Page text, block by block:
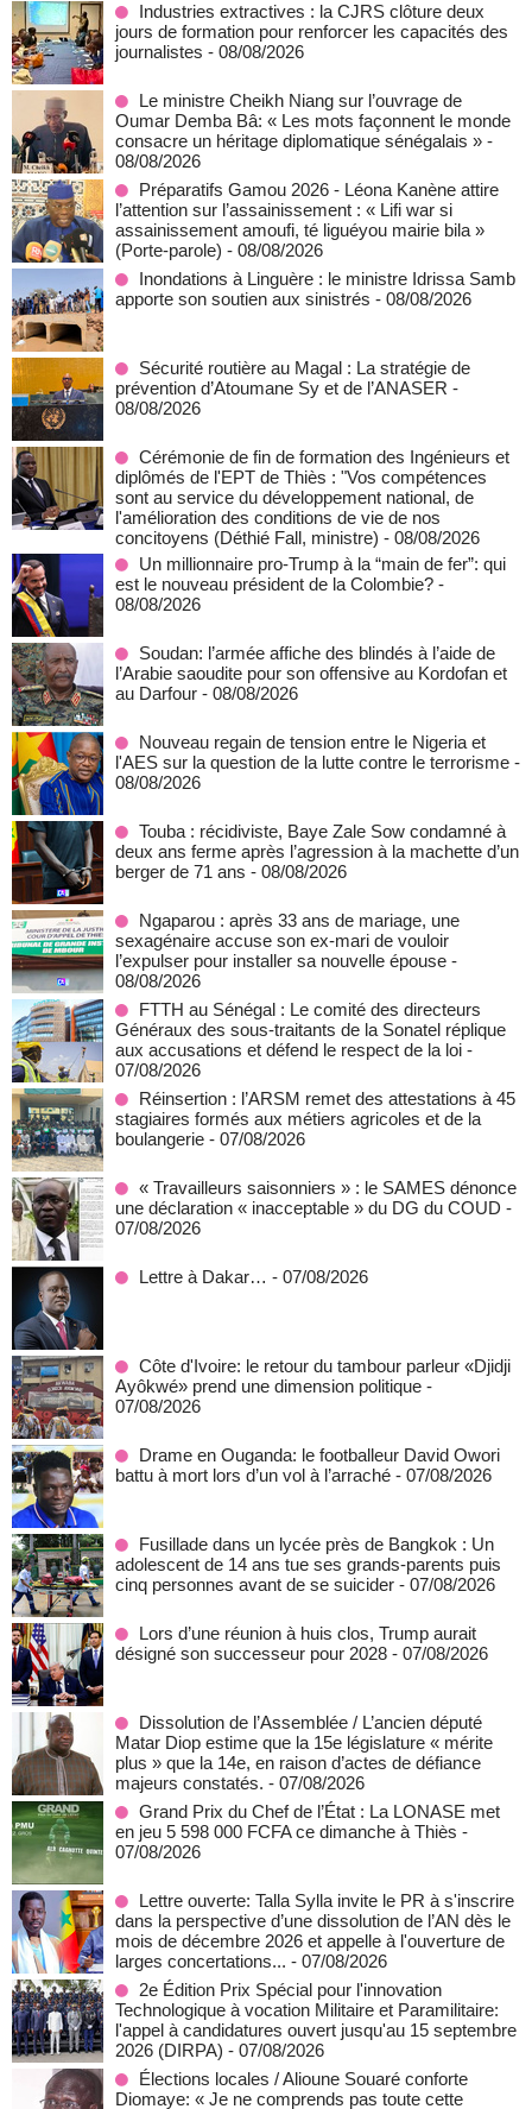
Industries extractives : la CJRS clôture deux
jours de formation pour renforcer les capacités des
journalistes - 08/08/2026
Le ministre Cheikh Niang sur l’ouvrage de
Oumar Demba Bâ: « Les mots façonnent le monde
consacre un héritage diplomatique sénégalais » -
08/08/2026
Préparatifs Gamou 2026 - Léona Kanène attire
l’attention sur l’assainissement : « Lifi war si
assainissement amoufi, té liguéyou mairie bila »
(Porte-parole) - 08/08/2026
Inondations à Linguère : le ministre Idrissa Samb
apporte son soutien aux sinistrés - 08/08/2026
Sécurité routière au Magal : La stratégie de
prévention d’Atoumane Sy et de l’ANASER -
08/08/2026
Cérémonie de fin de formation des Ingénieurs et
diplômés de l'EPT de Thiès : "Vos compétences
sont au service du développement national, de
l'amélioration des conditions de vie de nos
concitoyens (Déthié Fall, ministre) - 08/08/2026
Un millionnaire pro-Trump à la “main de fer”: qui
est le nouveau président de la Colombie? -
08/08/2026
Soudan: l’armée affiche des blindés à l’aide de
l’Arabie saoudite pour son offensive au Kordofan et
au Darfour - 08/08/2026
Nouveau regain de tension entre le Nigeria et
l'AES sur la question de la lutte contre le terrorisme -
08/08/2026
Touba : récidiviste, Baye Zale Sow condamné à
deux ans ferme après l’agression à la machette d’un
berger de 71 ans - 08/08/2026
Ngaparou : après 33 ans de mariage, une
sexagénaire accuse son ex-mari de vouloir
l’expulser pour installer sa nouvelle épouse -
08/08/2026
FTTH au Sénégal : Le comité des directeurs
Généraux des sous-traitants de la Sonatel réplique
aux accusations et défend le respect de la loi -
07/08/2026
Réinsertion : l’ARSM remet des attestations à 45
stagiaires formés aux métiers agricoles et de la
boulangerie - 07/08/2026
« Travailleurs saisonniers » : le SAMES dénonce
une déclaration « inacceptable » du DG du COUD -
07/08/2026
Lettre à Dakar… - 07/08/2026
Côte d'Ivoire: le retour du tambour parleur «Djidji
Ayôkwé» prend une dimension politique -
07/08/2026
Drame en Ouganda: le footballeur David Owori
battu à mort lors d’un vol à l’arraché - 07/08/2026
Fusillade dans un lycée près de Bangkok : Un
adolescent de 14 ans tue ses grands-parents puis
cinq personnes avant de se suicider - 07/08/2026
Lors d’une réunion à huis clos, Trump aurait
désigné son successeur pour 2028 - 07/08/2026
Dissolution de l’Assemblée / L’ancien député
Matar Diop estime que la 15e législature « mérite
plus » que la 14e, en raison d’actes de défiance
majeurs constatés. - 07/08/2026
Grand Prix du Chef de l’État : La LONASE met
en jeu 5 598 000 FCFA ce dimanche à Thiès -
07/08/2026
Lettre ouverte: Talla Sylla invite le PR à s'inscrire
dans la perspective d’une dissolution de l’AN dès le
mois de décembre 2026 et appelle à l'ouverture de
larges concertations... - 07/08/2026
2e Édition Prix Spécial pour l'innovation
Technologique à vocation Militaire et Paramilitaire:
l'appel à candidatures ouvert jusqu'au 15 septembre
2026 (DIRPA) - 07/08/2026
Élections locales / Alioune Souaré conforte
Diomaye: « Je ne comprends pas toute cette